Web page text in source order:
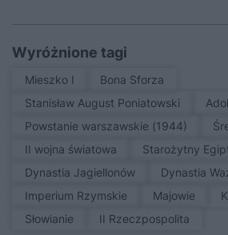
Wyróżnione tagi
Mieszko I
Bona Sforza
Stanisław August Poniatowski
Powstanie warszawskie (1944)
II wojna światowa
Starożytny
Dynastia Jagiellonów
Dynastia
Imperium Rzymskie
Majowie
Słowianie
II Rzeczpospolita